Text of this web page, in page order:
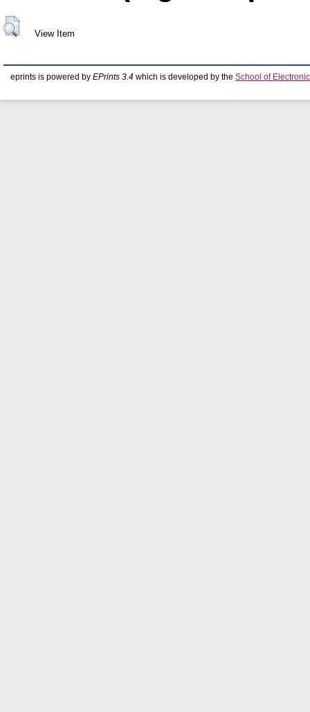
View Item
eprints is powered by EPrints 3.4 which is developed by the School of